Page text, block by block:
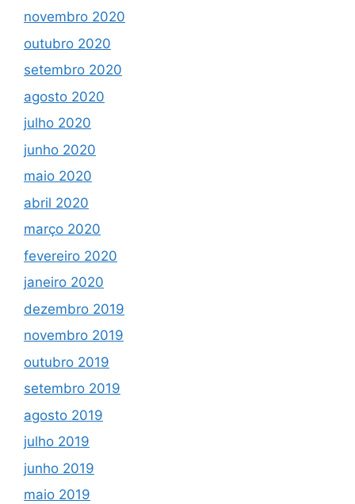
novembro 2020
outubro 2020
setembro 2020
agosto 2020
julho 2020
junho 2020
maio 2020
abril 2020
março 2020
fevereiro 2020
janeiro 2020
dezembro 2019
novembro 2019
outubro 2019
setembro 2019
agosto 2019
julho 2019
junho 2019
maio 2019